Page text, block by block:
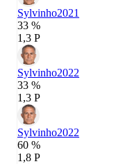
Sylvinho2021
33 %
1,3 P
Sylvinho2022
33 %
1,3 P
Sylvinho2022
60 %
1,8 P